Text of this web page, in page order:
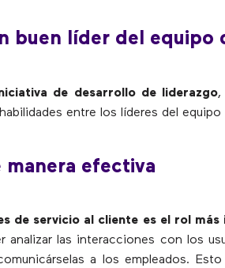
buen líder del equipo
de desarrollo de liderazgo,
entre los líderes del
manera efectiva
de servicio al cliente es el rol
analizar las interacciones con los
a los empleados.